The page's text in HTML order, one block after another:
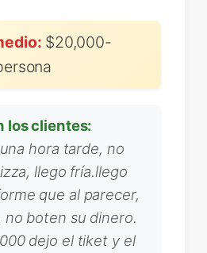
$20,000-
los clientes:
hora tarde, no
llego fría.llego
que al parecer,
no boten su dinero.
dejo el tiket y el